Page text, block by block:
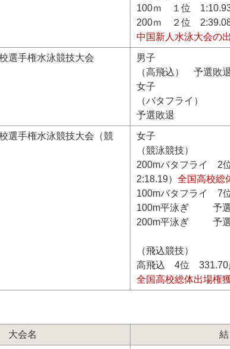
100ｍ １位
200ｍ ２位
中国新人水泳大会の
選手権水泳競技大会
男子
（高飛込） 予選敗退
女子
（バタフライ）
予選敗退
選手権水泳競技大会（競
女子
（競泳競技）
200mバタフライ 2
2:18.19） 全国高校総
100mバタフライ 7
100m平泳ぎ 予
200m平泳ぎ 予
（飛込競技）
高飛込 4位 331.70
全国高校総体出場権
大会名